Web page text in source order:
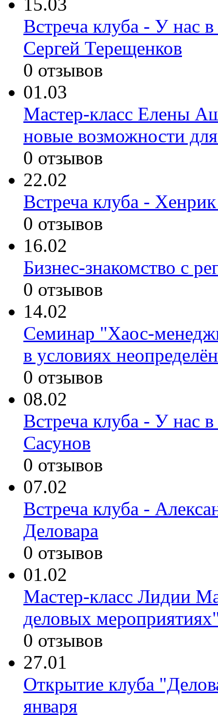
15.03
Встреча клуба - У нас
Сергей Терещенков
0 отзывов
01.03
Мастер-класс Елены
новые возможности
0 отзывов
22.02
Встреча клуба -
0 отзывов
16.02
Бизнес-знакомство с
0 отзывов
14.02
Семинар "Хаос-
в условиях
0 отзывов
08.02
Встреча клуба - У нас
Сасунов
0 отзывов
07.02
Встреча клуба -
Деловара
0 отзывов
01.02
Мастер-класс Лидии
деловых
0 отзывов
27.01
Открытие клуба
января